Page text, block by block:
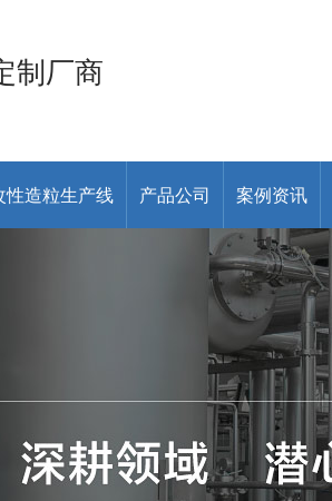
制厂商
性造粒生产线 产品公司 案例资讯